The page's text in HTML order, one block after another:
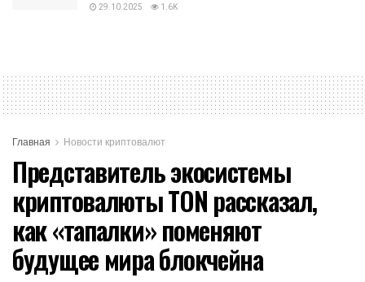
29.10.2025 1.6K
Главная Новости криптовалют
Представитель экосистемы
криптовалюты TON рассказал,
как «тапалки» поменяют
будущее мира блокчейна